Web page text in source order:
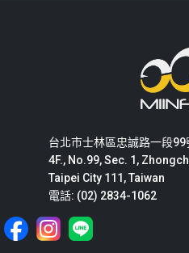
台北市士林區忠誠路一段99
4F., No.99, Sec. 1,
Taipei City 111, Taiwan
電話: (02) 2834-1062